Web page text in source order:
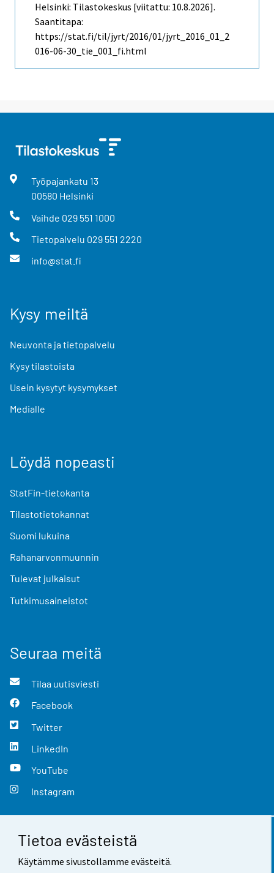
Tietoa evästeistä
Käytämme sivustollamme evästeitä.
Helsinki: Tilastokeskus [viitattu: 10.8.2026].
Saantitapa:
https://stat.fi/til/jyrt/2016/01/jyrt_2016_01_2
016-06-30_tie_001_fi.html
Työpajankatu 13
00580 Helsinki
Vaihde 029 551 1000
Tietopalvelu 029 551 2220
info@stat.fi
Kysy meiltä
Neuvonta ja tietopalvelu
Kysy tilastoista
Usein kysytyt kysymykset
Medialle
Löydä nopeasti
StatFin-tietokanta
Tilastotietokannat
Suomi lukuina
Rahanarvonmuunnin
Tulevat julkaisut
Tutkimusaineistot
Seuraa meitä
Tilaa uutisviesti
Facebook
Twitter
LinkedIn
YouTube
Instagram
Yhteystiedot
Palaute